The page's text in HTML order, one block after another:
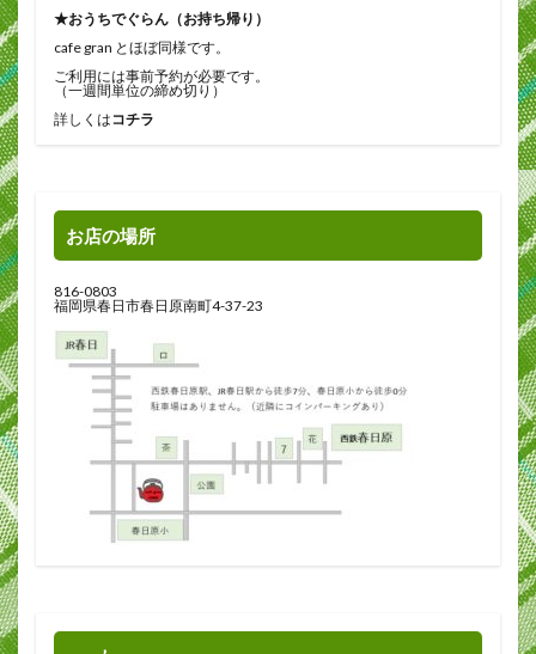
★おうちでぐらん（お持ち帰り）
cafe gran とほぼ同様です。
ご利用には事前予約が必要です。
（一週間単位の締め切り）
詳しくはコチラ
お店の場所
816-0803
福岡県春日市春日原南町4-37-23